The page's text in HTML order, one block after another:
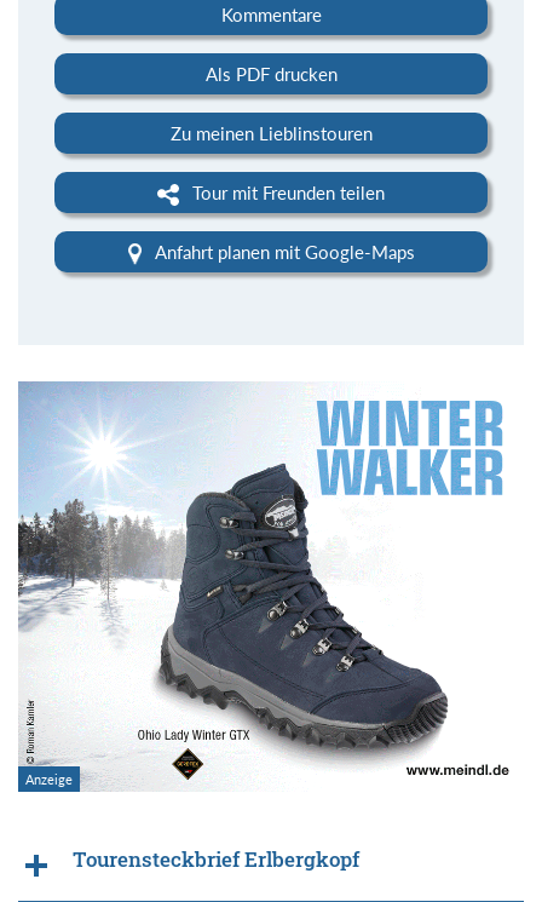
Kommentare
Als PDF drucken
Zu meinen Lieblinstouren
Tour mit Freunden teilen
Anfahrt planen mit Google-Maps
Tourensteckbrief Erlbergkopf